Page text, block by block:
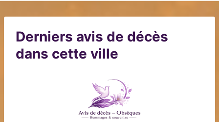
Derniers avis de décès
dans cette ville